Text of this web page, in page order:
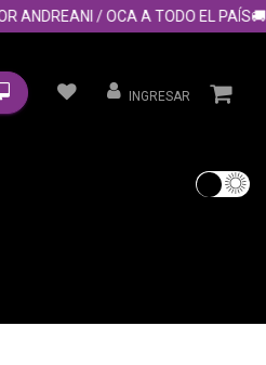
/ OCA A TODO EL PAÍS🚚
INGRESAR